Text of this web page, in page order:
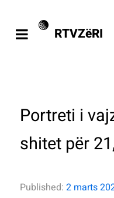
RTVZëRI
Portreti i
shitet për
Published: 2 marts